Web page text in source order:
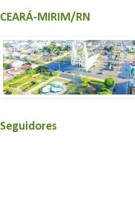
CEARÁ-MIRIM/RN
Seguidores